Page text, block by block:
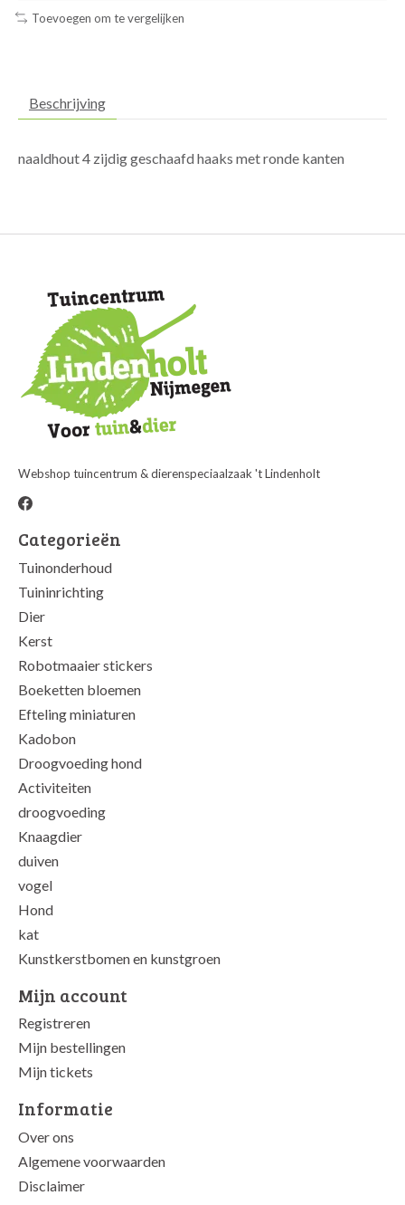
Toevoegen om te vergelijken
Beschrijving
naaldhout 4 zijdig geschaafd haaks met ronde kanten
Webshop tuincentrum & dierenspeciaalzaak 't Lindenholt
Categorieën
Tuinonderhoud
Tuininrichting
Dier
Kerst
Robotmaaier stickers
Boeketten bloemen
Efteling miniaturen
Kadobon
Droogvoeding hond
Activiteiten
droogvoeding
Knaagdier
duiven
vogel
Hond
kat
Kunstkerstbomen en kunstgroen
Mijn account
Registreren
Mijn bestellingen
Mijn tickets
Informatie
Over ons
Algemene voorwaarden
Disclaimer